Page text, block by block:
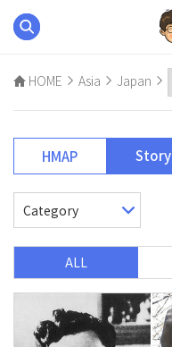
HOME Asia Japan
HMAP Story
ALL